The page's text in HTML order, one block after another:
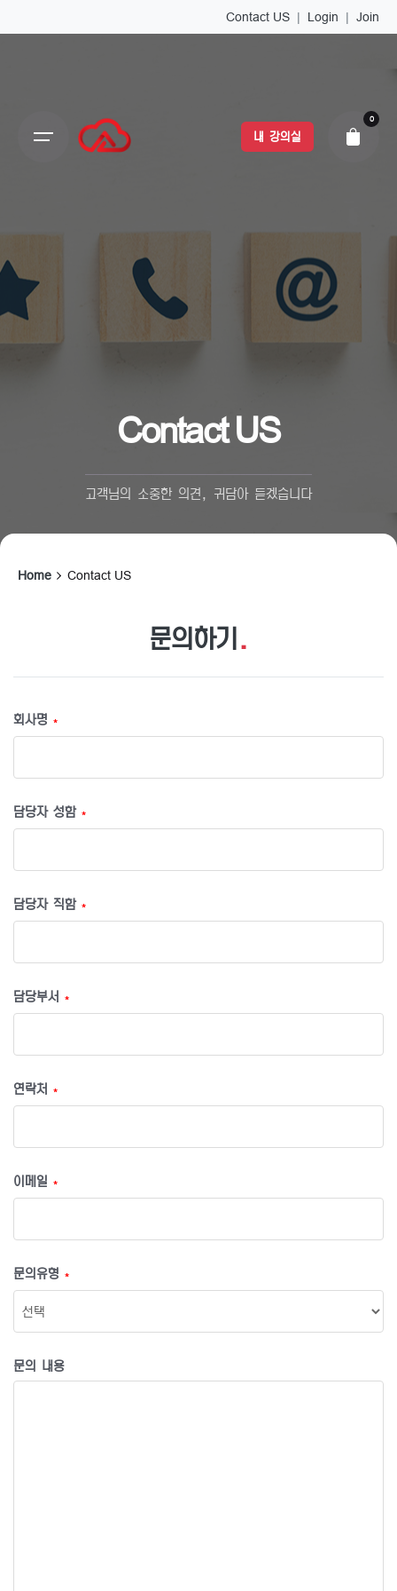
Join
|
Login
|
Contact US
내 강의실
0
Contact US
고객님의 소중한 의견, 귀담아 듣겠습니다
Home Contact US
문의하기 .
회사명 *
담당자 성함 *
담당자 직함 *
담당부서 *
연락처 *
이메일 *
문의유형 *
문의 내용